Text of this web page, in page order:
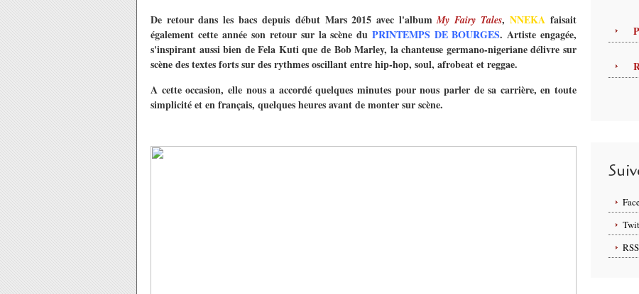
De retour dans les bacs depuis début Mars 2015 avec l'albumMy Fairy Tales,NNEKAfaisait
également cette année son retour sur la scène du PRINTEMPS DE BOURGES. Artiste engagée,
s'inspirant aussi bien de Fela Kuti que de Bob Marley, la chanteuse germano-nigeriane délivre sur
scène des textes forts sur des rythmes oscillant entre hip-hop, soul, afrobeat et reggae.
A cette occasion, elle nous a accordé quelques minutes pour nous parler de sa carrière, en toute
simplicité et en français, quelques heures avant de monter sur scène.
RSS